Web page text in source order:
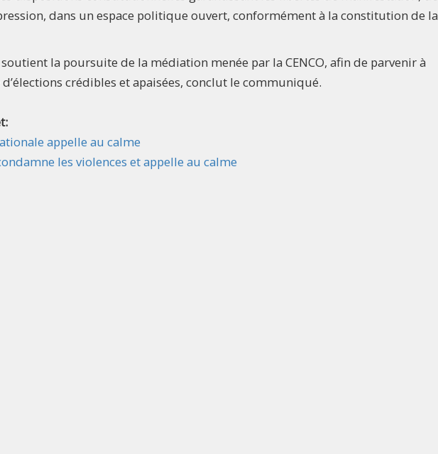
dans un espace politique ouvert, conformément à la constitution de la
la poursuite de la médiation menée par la CENCO, afin de parvenir à
crédibles et apaisées, conclut le communiqué.
appelle au calme
les violences et appelle au calme